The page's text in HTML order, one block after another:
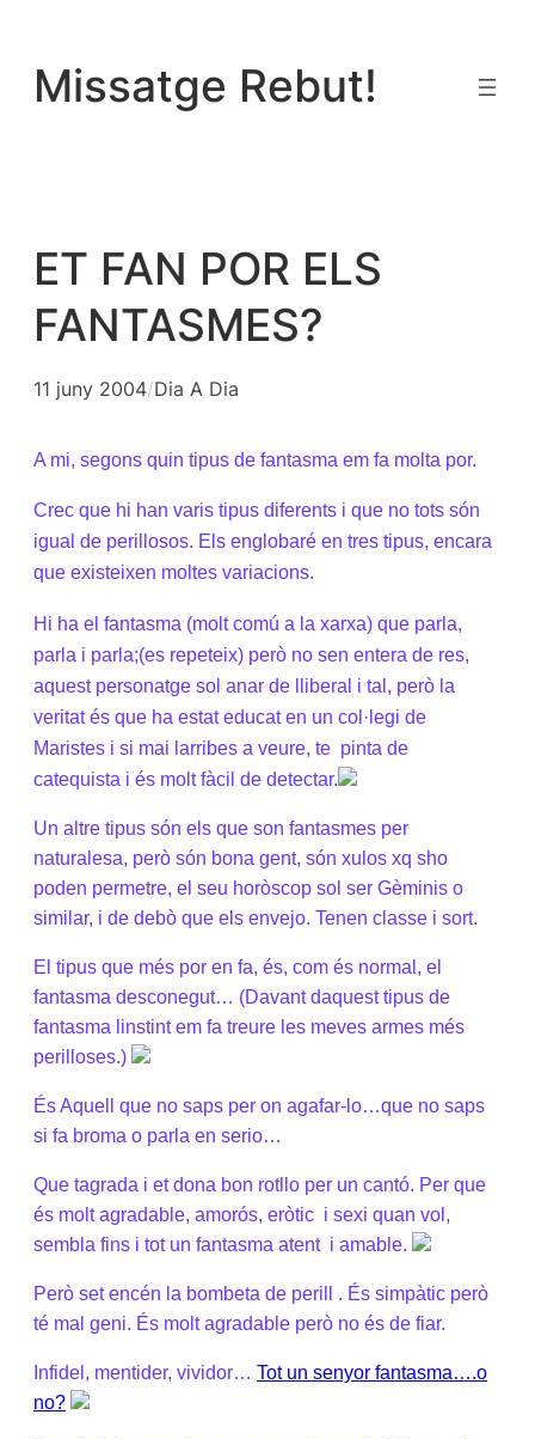
contingut
Missatge Rebut!
ET FAN POR ELS
FANTASMES?
11 juny 2004/Dia A Dia
A mi, segons quin tipus de fantasma em fa molta por.
Crec que hi han varis tipus diferents i que no tots són
igual de perillosos. Els englobaré en tres tipus, encara
que existeixen moltes variacions.
Hi ha el fantasma (molt comú a la xarxa) que parla,
parla i parla;(es repeteix) però no sen entera de res,
aquest personatge sol anar de lliberal i tal, però la
veritat és que ha estat educat en un col·legi de
Maristes i si mai larribes a veure, te pinta de
catequista i és molt fàcil de detectar.
Un altre tipus són els que son fantasmes per
naturalesa, però són bona gent, són xulos xq sho
poden permetre, el seu horòscop sol ser Gèminis o
similar, i de debò que els envejo. Tenen classe i sort.
El tipus que més por en fa, és, com és normal, el
fantasma desconegut… (Davant daquest tipus de
fantasma linstint em fa treure les meves armes més
perilloses.)
És Aquell que no saps per on agafar-lo…que no saps
si fa broma o parla en serio…
Que tagrada i et dona bon rotllo per un cantó. Per que
és molt agradable, amorós, eròtic i sexi quan vol,
sembla fins i tot un fantasma atent i amable.
Però set encén la bombeta de perill . És simpàtic però
té mal geni. És molt agradable però no és de fiar.
Infidel, mentider, vividor… Tot un senyor fantasma….o
no?